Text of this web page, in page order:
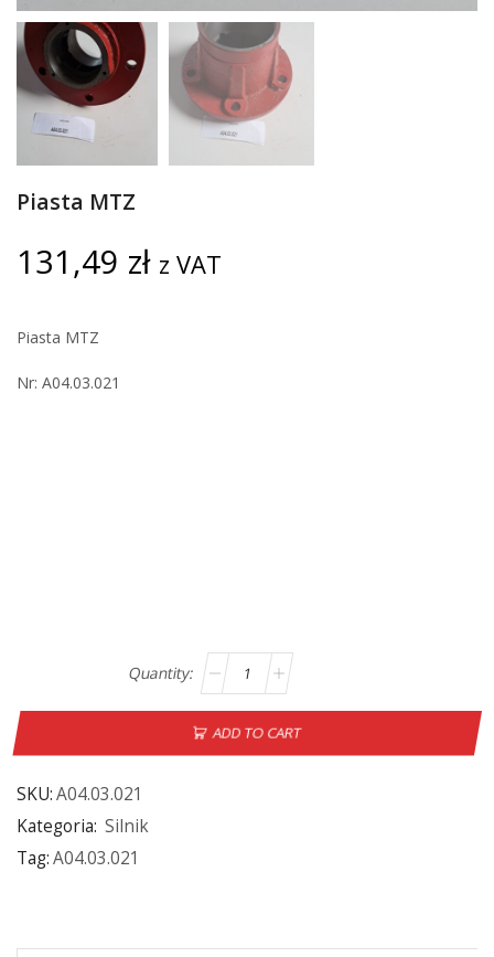
Piasta MTZ
131,49 zł z VAT
Piasta MTZ
Nr: A04.03.021
ADD TO CART
SKU:A04.03.021
Kategoria: Silnik
Tag:A04.03.021